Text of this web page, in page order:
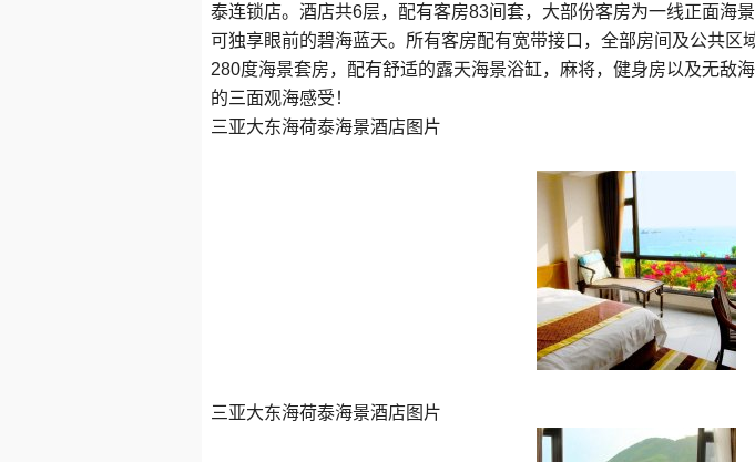
泰连锁店。酒店共6层，配有客房83间套，大部份客房为一线正面海
可独享眼前的碧海蓝天。所有客房配有宽带接口，全部房间及公共区
280度海景套房，配有舒适的露天海景浴缸，麻将，健身房以及无敌
的三面观海感受！
三亚大东海荷泰海景酒店图片
三亚大东海荷泰海景酒店图片